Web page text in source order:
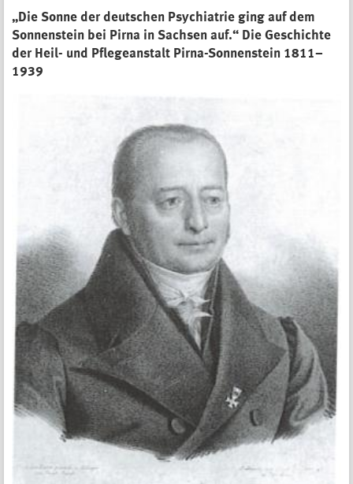
„Die Sonne der deutschen Psychiatrie ging auf dem
Sonnenstein bei Pirna in Sachsen auf.“ Die Geschichte
der Heil- und Pflegeanstalt Pirna-Sonnenstein 1811–
1939